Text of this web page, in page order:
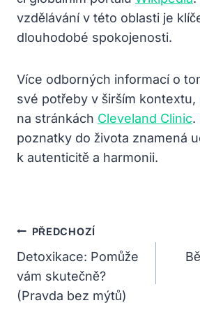
vzdělávání v této oblasti je
dlouhodobé spokojenosti.
Více odborných informací o
své potřeby v širším kontextu,
na stránkách Cleveland Clinic.
poznatky do života znamená
k autenticitě a harmonii.
Navigace
Pro
Příspěvek
PŘEDCHOZÍ
Detoxikace: Pomůže
vám skutečně?
(Pravda bez mýtů)